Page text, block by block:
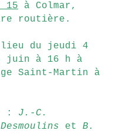
15 à Colmar,
routière.
du jeudi 4
juin à 16 h à
Saint-Martin à
: J.-C.
et B.